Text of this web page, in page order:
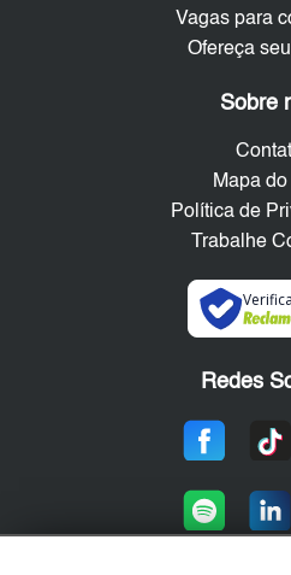
Vagas para
Ofereça
Sobre
Mapa
Política de
Trabalhe
Redes